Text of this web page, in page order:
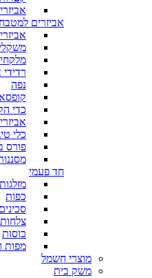
אביזרים למטבח
רדידי
נפה
כדי
כלי
פורס
חד פעמי
מזלגות
כפות
סכינים
צלחות
כוסות
מפות
מוצרי חשמל
משק בית